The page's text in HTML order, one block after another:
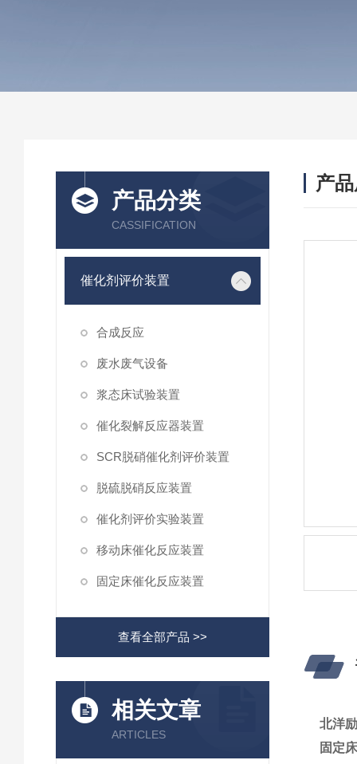
产品分类
CASSIFICATION
催化剂评价装置
合成反应
废水废气设备
浆态床试验装置
催化裂解反应器装置
SCR脱硝催化剂评价装置
脱硫脱硝反应装置
催化剂评价实验装置
移动床催化反应装置
固定床催化反应装置
查看全部产品 >>
相关文章
ARTICLES
产
北洋
固定